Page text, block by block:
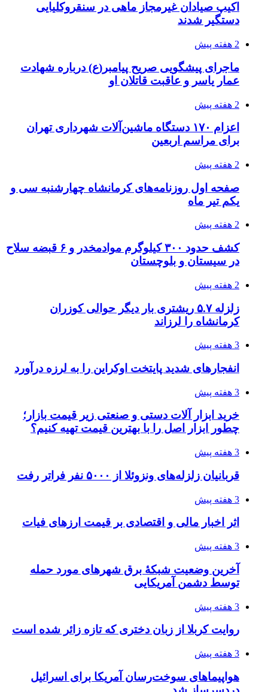
اکیپ صیادان غیرمجاز ماهی در سنقروکلیایی
دستگیر شدند
2 هفته پیش
ماجرای پیشگویی صریح پیامبر(ع) درباره شهادت
عمار یاسر و عاقبت قاتلان او
2 هفته پیش
اعزام ۱۷۰ دستگاه ماشین‌آلات شهرداری تهران
برای مراسم اربعین
2 هفته پیش
صفحه اول روزنامه‌های کرمانشاه چهارشنبه سی و
یکم تیر ماه
2 هفته پیش
کشف حدود ۳۰۰ کیلوگرم موادمخدر و ۶ قبضه سلاح
در سیستان و بلوچستان
2 هفته پیش
زلزله ۵.۷ ریشتری بار دیگر حوالی کوزران
کرمانشاه را لرزاند
3 هفته پیش
انفجارهای شدید پایتخت اوکراین را به لرزه درآورد
3 هفته پیش
خرید ابزار آلات دستی و صنعتی زیر قیمت بازار؛
چطور ابزار اصل را با بهترین قیمت تهیه کنیم؟
3 هفته پیش
قربانیان زلزله‌های ونزوئلا از ۵۰۰۰ نفر فراتر رفت
3 هفته پیش
اثر اخبار مالی و اقتصادی بر قیمت ارزهای فیات
3 هفته پیش
آخرین وضعیت شبکۀ برق شهرهای مورد حمله
توسط دشمن آمریکایی
3 هفته پیش
روایت کربلا از زبان دختری که تازه زائر شده است
3 هفته پیش
هواپیماهای سوخت‌رسان آمریکا برای اسرائیل